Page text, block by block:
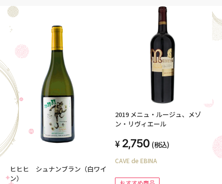
ヒヒヒ シュナンブラン（白ワイ
ン）
2019 メニュ・ルージュ、メゾ
ン・リヴィエール
2,750 (税込)
CAVE de EBINA